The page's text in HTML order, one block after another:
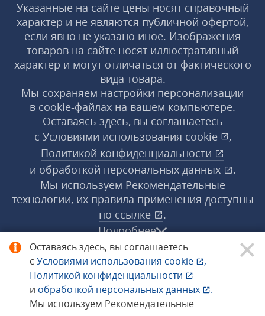
Оставаясь здесь, вы соглашаетесь
с Условиями использования cookie
,
Политикой конфиденциальности
и обработкой персональных данных
.
Мы используем Рекомендательные
Указанные на сайте цены носят справочный
характер и не являются публичной офертой,
если явно не указано иное. Изображения
товаров на сайте носят иллюстративный
характер и могут отличаться от фактического
вида товара.
Мы сохраняем настройки персонализации
в cookie‑файлах на вашем компьютере.
Оставаясь здесь, вы соглашаетесь
с Условиями использования cookie
,
Политикой конфиденциальности
и обработкой персональных данных
.
Мы используем Рекомендательные
технологии, их правила применения доступны
по ссылке
.
Подробнее
© 1998−2026 «1С‑Рарус» ®. Все права
защищены.